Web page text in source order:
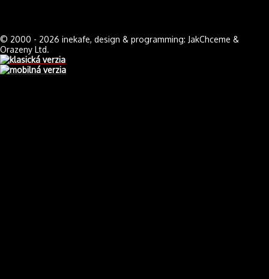
© 2000 - 2026 inekafe, design & programming: JakChceme &
Orazeny Ltd.